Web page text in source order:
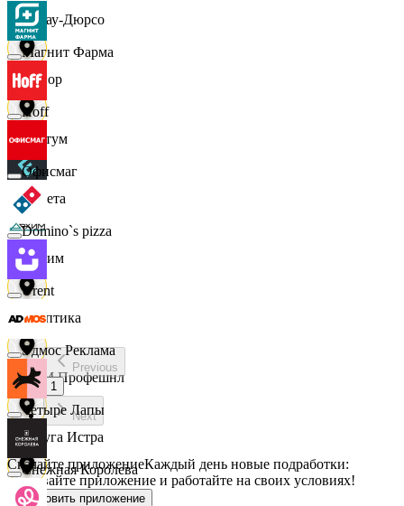
Абрау-Дюрсо
Авиор
Альтум
Аркета
Архим
Асептика
АСМ Профешнл
Белуга Истра
Вайнер
Магнит Фарма
Hoff
Офисмаг
Domino`s pizza
Urent
Эдмос Реклама
Четыре Лапы
Снежная Королева
Previous
1
Next
Скачайте приложениеКаждый день новые подработки:
скачивайте приложение и работайте на своих условиях!
Установить приложение